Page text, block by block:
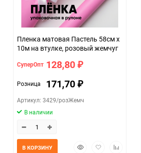
Пленка матовая Пастель 58см х
10м на втулке, розовый жемчуг
СуперОпт 128,80 ₽
Розница 171,70 ₽
Артикул: 3429/розЖемч
В наличии
БыстрыйДобавитьДобавить
В КОРЗИНУ